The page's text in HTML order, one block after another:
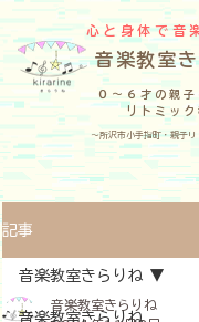
心と身体で音
０～６才の親子
リトミック
音楽教室
～所沢市小手指町・親子リ
記事
音楽教室きらりね
音楽教室きらりね
音楽教室きらりね